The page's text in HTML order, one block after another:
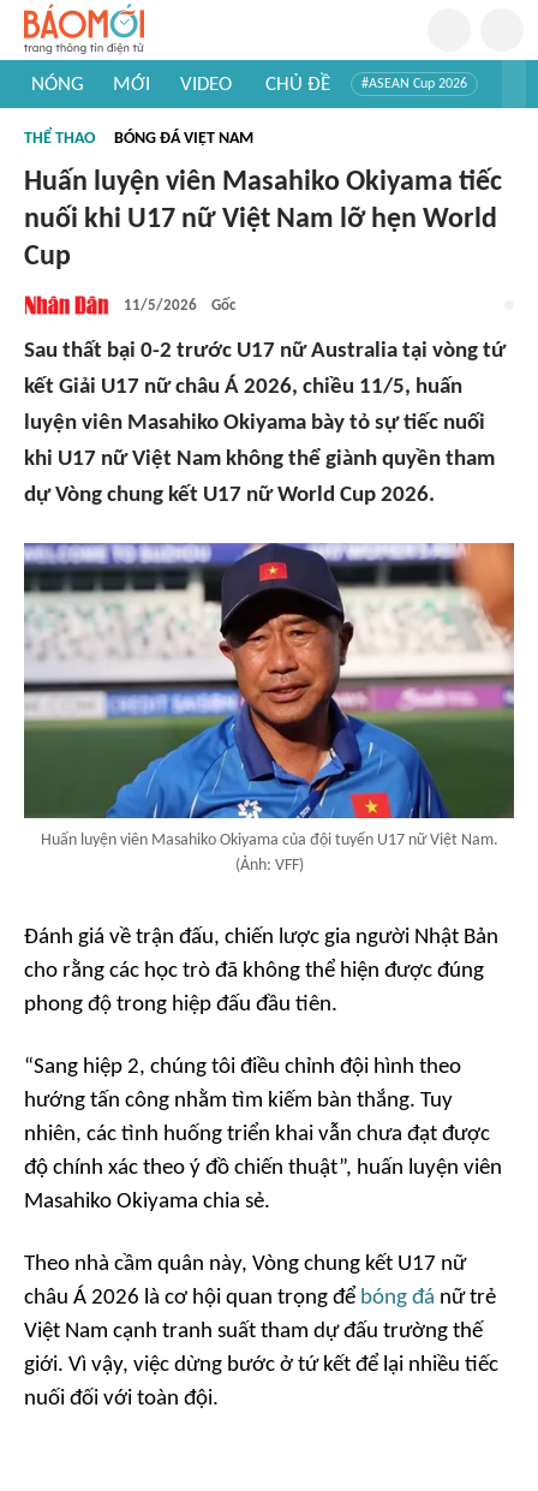
NÓNG MỚI VIDEO CHỦ ĐỀ #ASEAN Cup 2026
#Khám phá thế giới
THỂ THAO BÓNG ĐÁ VIỆT NAM
Huấn luyện viên Masahiko Okiyama tiếc
nuối khi U17 nữ Việt Nam lỡ hẹn World
Cup
11/5/2026 Gốc
Sau thất bại 0-2 trước U17 nữ Australia tại vòng tứ
kết Giải U17 nữ châu Á 2026, chiều 11/5, huấn
luyện viên Masahiko Okiyama bày tỏ sự tiếc nuối
khi U17 nữ Việt Nam không thể giành quyền tham
dự Vòng chung kết U17 nữ World Cup 2026.
Huấn luyện viên Masahiko Okiyama của đội tuyển U17 nữ Việt Nam.
(Ảnh: VFF)
Đánh giá về trận đấu, chiến lược gia người Nhật Bản
cho rằng các học trò đã không thể hiện được đúng
phong độ trong hiệp đấu đầu tiên.
“Sang hiệp 2, chúng tôi điều chỉnh đội hình theo
hướng tấn công nhằm tìm kiếm bàn thắng. Tuy
nhiên, các tình huống triển khai vẫn chưa đạt được
độ chính xác theo ý đồ chiến thuật”, huấn luyện viên
Masahiko Okiyama chia sẻ.
Theo nhà cầm quân này, Vòng chung kết U17 nữ
châu Á 2026 là cơ hội quan trọng để bóng đá nữ trẻ
Việt Nam cạnh tranh suất tham dự đấu trường thế
giới. Vì vậy, việc dừng bước ở tứ kết để lại nhiều tiếc
nuối đối với toàn đội.